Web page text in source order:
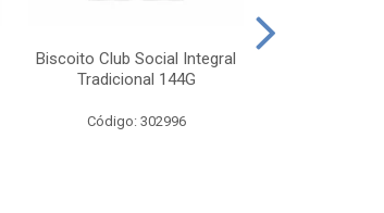
Biscoito Club Social Integral
Tradicional 144G
Código: 302996